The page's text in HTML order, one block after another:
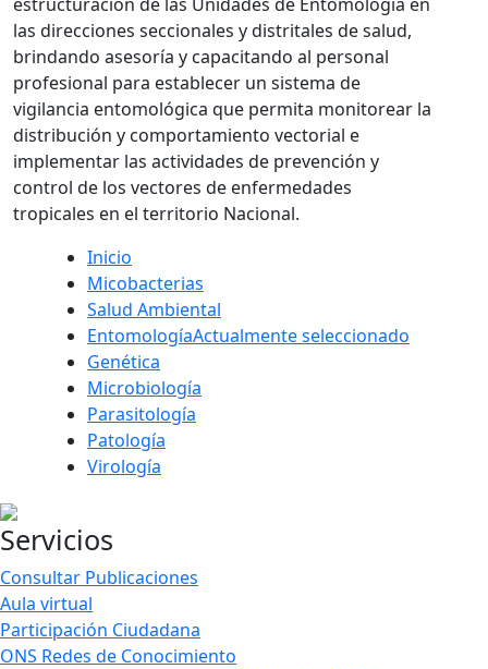
las direcciones seccionales y distritales de salud,
brindando asesoría y capacitando al personal
profesional para establecer un sistema de
vigilancia entomológica que permita monitorear la
distribución y comportamiento vectorial e
implementar las actividades de prevención y
control de los vectores de enfermedades
tropicales en el territorio Nacional.
Inicio
Micobacterias
Salud Ambiental
EntomologíaActualmente seleccionado
Genética
Microbiología
Parasitología
Patología
Virología
Servicios
Consultar Publicaciones
Aula virtual
Participación Ciudadana
ONS Redes de Conocimiento